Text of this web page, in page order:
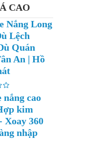
CAO
Nắng Long
Lệch
Quán
An | Hồ
nắng cao
kim
Xoay 360
nhập